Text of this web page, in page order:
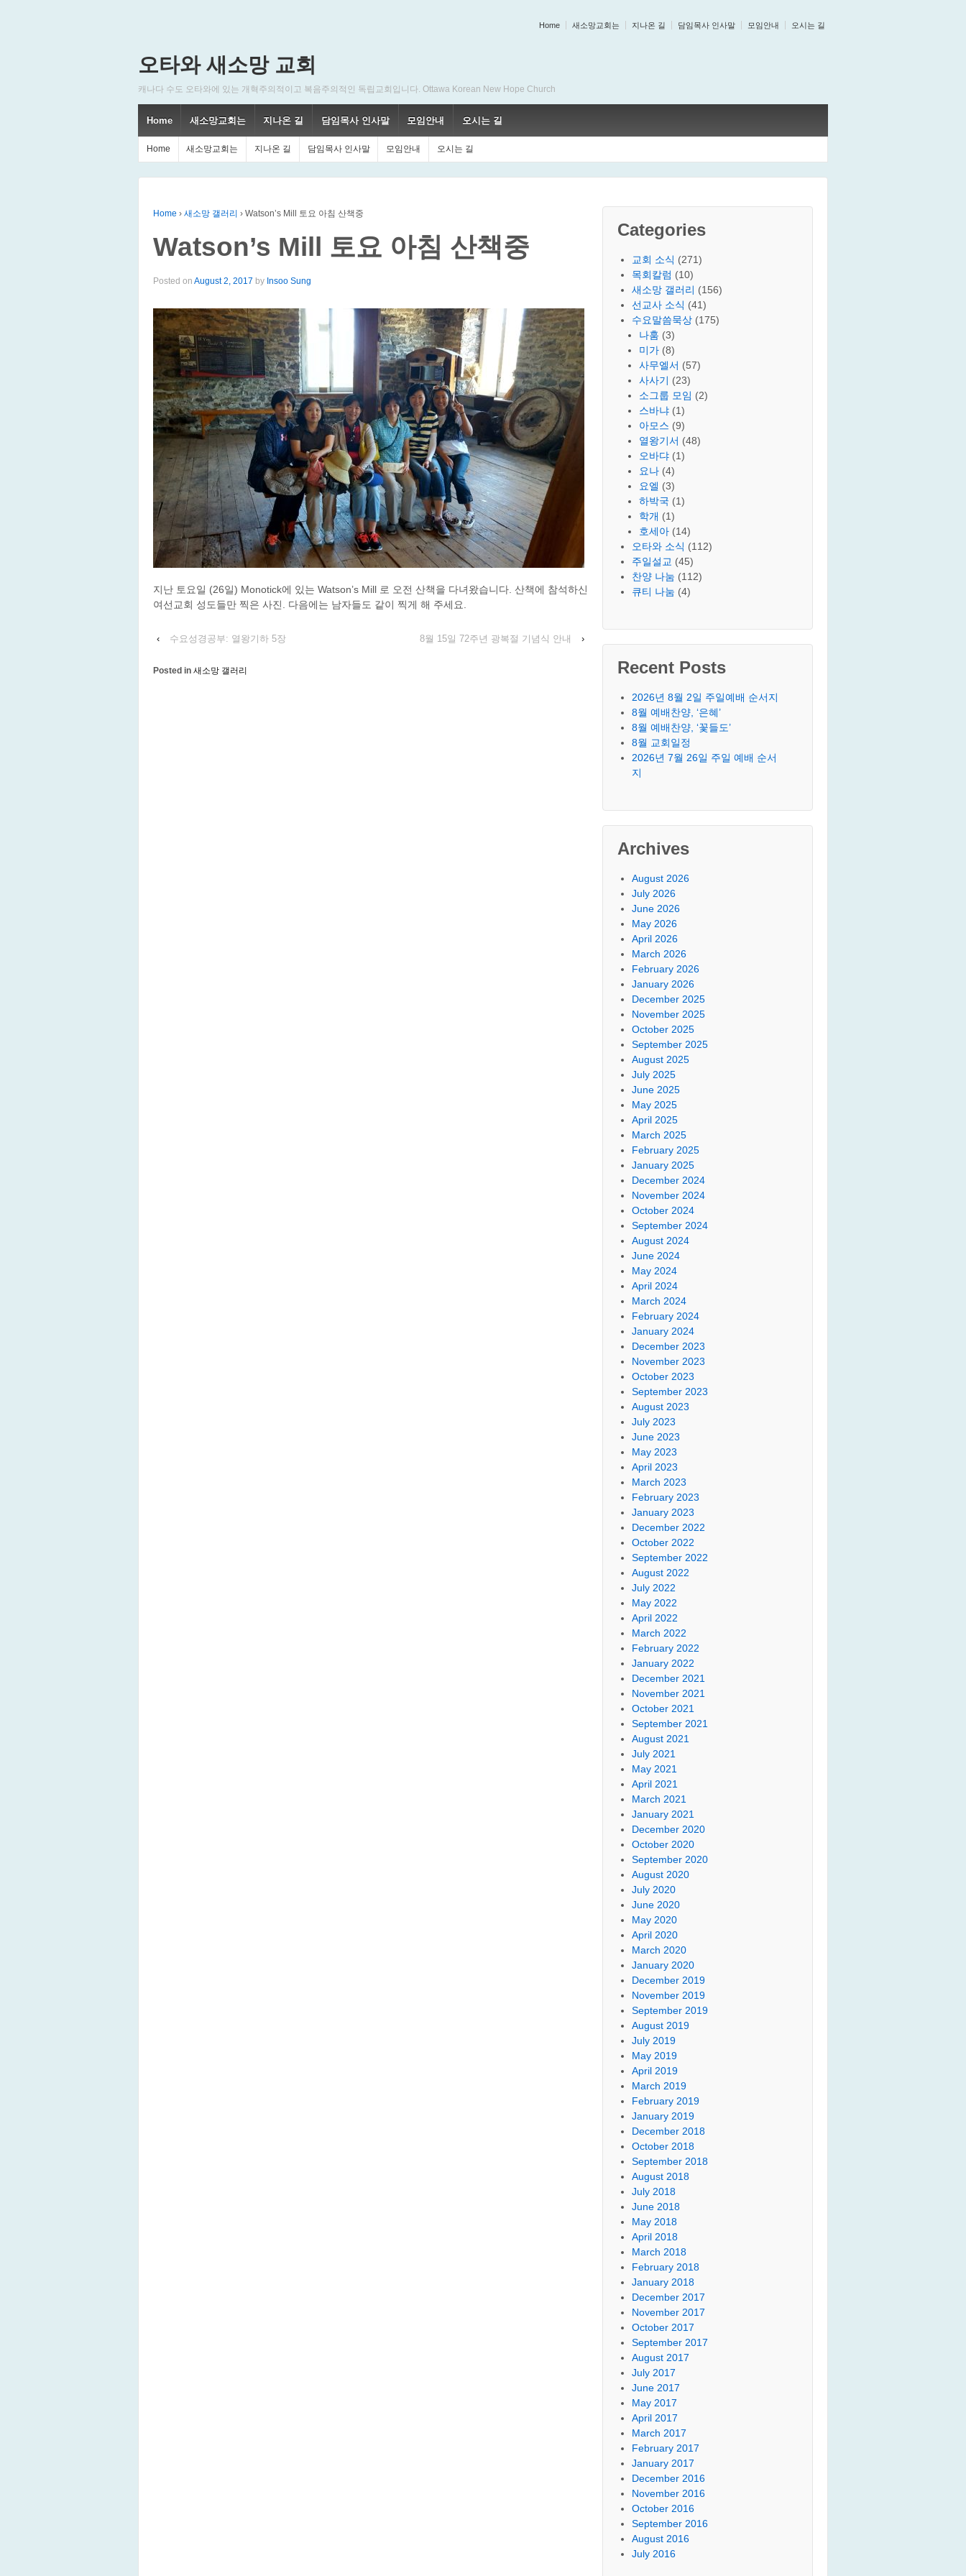
Home 새소망교회는 지나온 길 담임목사 인사말 모임안내 오시는 길
오타와 새소망 교회
캐나다 수도 오타와에 있는 개혁주의적이고 복음주의적인 독립교회입니다. Ottawa Korean New Hope Church
Home 새소망교회는 지나온 길 담임목사 인사말 모임안내 오시는 길
Home 새소망교회는 지나온 길 담임목사 인사말 모임안내 오시는 길
Home › 새소망 갤러리 › Watson’s Mill 토요 아침 산책중
Watson’s Mill 토요 아침 산책중
Posted on August 2, 2017 by Insoo Sung
지난 토요일 (26일) Monotick에 있는 Watson’s Mill 로 오전 산책을 다녀왔습니다. 산책에 참석하신
여선교회 성도들만 찍은 사진. 다음에는 남자들도 같이 찍게 해 주세요.
‹ 수요성경공부: 열왕기하 5장 8월 15일 72주년 광복절 기념식 안내 ›
Posted in 새소망 갤러리
Categories
교회 소식 (271)
목회칼럼 (10)
새소망 갤러리 (156)
선교사 소식 (41)
수요말씀묵상 (175)
나훔 (3)
미가 (8)
사무엘서 (57)
사사기 (23)
소그룹 모임 (2)
스바냐 (1)
아모스 (9)
열왕기서 (48)
오바댜 (1)
요나 (4)
요엘 (3)
하박국 (1)
학개 (1)
호세아 (14)
오타와 소식 (112)
주일설교 (45)
찬양 나눔 (112)
큐티 나눔 (4)
Recent Posts
2026년 8월 2일 주일예배 순서지
8월 예배찬양, ‘은혜’
8월 예배찬양, ‘꽃들도’
8월 교회일정
2026년 7월 26일 주일 예배 순서
지
Archives
August 2026
July 2026
June 2026
May 2026
April 2026
March 2026
February 2026
January 2026
December 2025
November 2025
October 2025
September 2025
August 2025
July 2025
June 2025
May 2025
April 2025
March 2025
February 2025
January 2025
December 2024
November 2024
October 2024
September 2024
August 2024
June 2024
May 2024
April 2024
March 2024
February 2024
January 2024
December 2023
November 2023
October 2023
September 2023
August 2023
July 2023
June 2023
May 2023
April 2023
March 2023
February 2023
January 2023
December 2022
October 2022
September 2022
August 2022
July 2022
May 2022
April 2022
March 2022
February 2022
January 2022
December 2021
November 2021
October 2021
September 2021
August 2021
July 2021
May 2021
April 2021
March 2021
January 2021
December 2020
October 2020
September 2020
August 2020
July 2020
June 2020
May 2020
April 2020
March 2020
January 2020
December 2019
November 2019
September 2019
August 2019
July 2019
May 2019
April 2019
March 2019
February 2019
January 2019
December 2018
October 2018
September 2018
August 2018
July 2018
June 2018
May 2018
April 2018
March 2018
February 2018
January 2018
December 2017
November 2017
October 2017
September 2017
August 2017
July 2017
June 2017
May 2017
April 2017
March 2017
February 2017
January 2017
December 2016
November 2016
October 2016
September 2016
August 2016
July 2016